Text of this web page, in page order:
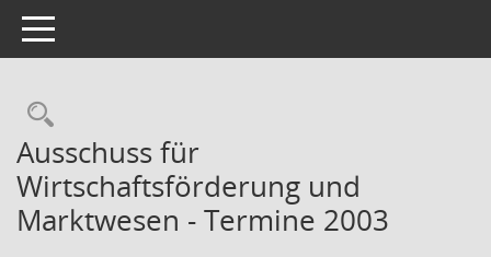
Toggle navigation
Rechercheauswahl
Ausschuss für
Wirtschaftsförderung und
Marktwesen - Termine 2003